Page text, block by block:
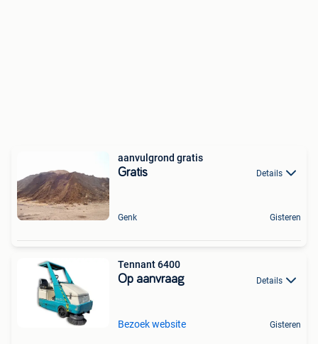
aanvulgrond gratis
Gratis Details
Genk Gisteren
Tennant 6400
Op aanvraag Details
Bezoek website Gisteren